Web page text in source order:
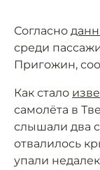
Согласно
среди
Пригожин,
Как стало
самолёта в
слышали два
отвалилось
упали